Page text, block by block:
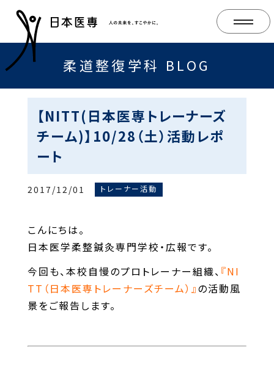
柔道整復学科 BLOG
【NITT(日本医専トレーナーズ
チーム)】10/28（土）活動レポ
ート
2017/12/01 トレーナー活動
こんにちは。
日本医学柔整鍼灸専門学校・広報です。
今回も、本校自慢のプロトレーナー組織、 『NI
TT（日本医専トレーナーズチーム）』の活動風
景をご報告します。